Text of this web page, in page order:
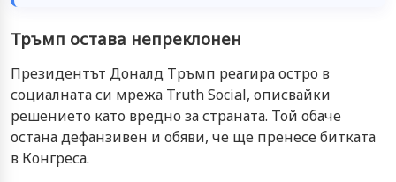
Тръмп остава непреклонен
Президентът Доналд Тръмп реагира остро в
социалната си мрежа Truth Social, описвайки
решението като вредно за страната. Той обаче
остана дефанзивен и обяви, че ще пренесе битката
в Конгреса.